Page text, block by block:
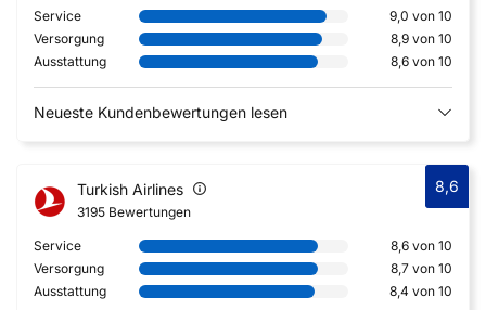
Service
9,0 von 10
Versorgung
8,9 von 10
Ausstattung
8,6 von 10
Neueste Kundenbewertungen lesen
Turkish Airlines
3195 Bewertungen
8,6
Service
8,6 von 10
Versorgung
8,7 von 10
Ausstattung
8,4 von 10